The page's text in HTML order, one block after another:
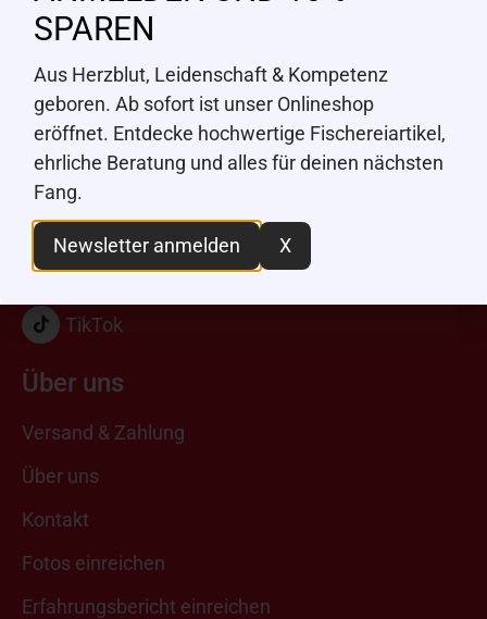
Dorfstrasse 46
+41 81 508 13 13
kontakt@angeln-fischen.ch
Instagram
Facebook
TikTok
Über uns
Versand & Zahlung
Über uns
Kontakt
Fotos einreichen
Erfahrungsbericht einreichen
SPAREN
Aus Herzblut, Leidenschaft & Kompetenz
geboren. Ab sofort ist unser Onlineshop
eröffnet. Entdecke hochwertige Fischereiartikel,
ehrliche Beratung und alles für deinen nächsten
Fang.
Newsletter anmelden X